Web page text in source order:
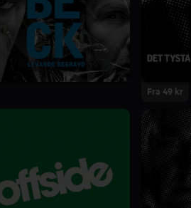
Fra 49 kr